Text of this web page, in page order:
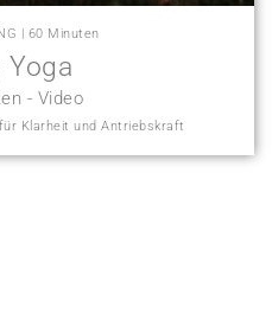
| 60 Minuten
Yoga
- Video
Klarheit und Antriebskraft